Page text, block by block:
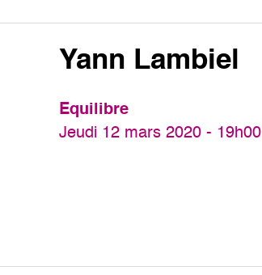
Yann Lambiel
Equilibre
Jeudi 12 mars 2020 - 19h00